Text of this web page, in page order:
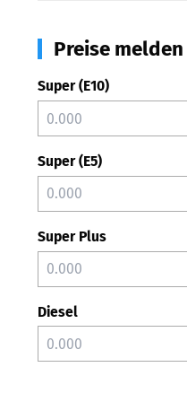
Preise
Super (E10)
Super (E5)
Super Plus
Diesel